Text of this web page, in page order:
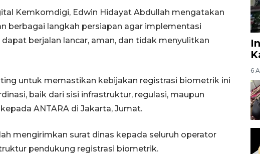
Kemkomdigi, Edwin Hidayat Abdullah mengatakan
berbagai langkah persiapan agar implementasi
berjalan lancar, aman, dan tidak menyulitkan
untuk memastikan kebijakan registrasi biometrik ini
baik dari sisi infrastruktur, regulasi, maupun
ANTARA di Jakarta, Jumat.
mengirimkan surat dinas kepada seluruh operator
pendukung registrasi biometrik.
6